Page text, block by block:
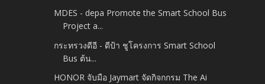
MDES - depa Promote the Smart School Bus
Project a...
กระทรวงดีอี - ดีป้า ชูโครงการ Smart School
Bus ต้น...
HONOR จับมือ Jaymart จัดกิจกกรม The Ai